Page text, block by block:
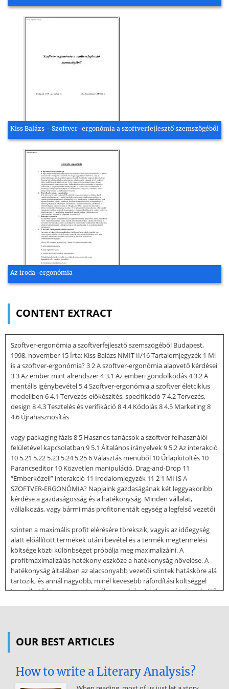
Kiss Balázs - Szoftver-ergonómia a szoftverfejlesztő szemszögéből
Az iroda-ergonómia
CONTENT EXTRACT
Szoftver-ergonómia a szoftverfejlesztő szemszögéből Budapest,
1998. november 15 Írta: Kiss Balázs NMIT II/16 Tartalomjegyzék 1 Mi
is a szoftver-ergonómia? 3 2 A szoftver-ergonómia alapvető kérdései
3 3 Az ember mint alrendszer 4 3.1 Az emberi gondolkodás 4 3.2 A
mentális igénybevétel 5 4 Szoftver-ergonómia a szoftver életciklus
modellben 6 4.1 Tervezés-előkészítés, specifikáció 7 4.2 Tervezés,
design 8 4.3 Tesztelés és verifikáció 8 4.4 Kódolás 8 4.5 Marketing 8
4.6 Újrahasznosítás
vagy packaging fázis 8 5 Hasznos tanácsok a szoftver felhasználói
felületével kapcsolatban 9 5.1 Általános irányelvek 9 5.2 Az interakció
10 5.21 5.22 5.23 5.24 5.25 6 Választás menüből 10 Űrlapkitöltés 10
Parancseditor 10 Közvetlen manipuláció, Drag-and-Drop 11
“Emberközeli” interakció 11 Irodalomjegyzék 11 2 1 MI IS A
SZOFTVER-ERGONÓMIA? Napjaink gazdaságának két leggyakoribb
kérdése a gazdaságosság és a hatékonyság. Minden vállalat,
vállalkozás, vagy bármi más profitorientált egység a legfelső vezetői
szinten a maximális profit elérésére törekszik, vagyis az időegység
alatt előállított termékek utáni bevétel és a termék megtermelési
költsége közti különbséget próbálja meg maximalizálni. A
profitmaximalizálás hatékony eszköze a hatékonyság növelése. A
hatékonyság általában az alacsonyabb vezetői szintek hatásköre alá
tartozik, és annál nagyobb, minél kevesebb ráfordítási költséggel
termelhető ki ugyanaz a termékmennyiség. A laikus számára e kettő
hatékonyságtól – ami azt is jelenti, hogy a számítógéppel végzett
válik. Hogy mennyire hatékonyan is tudja a munkáját végezni egy
dolgozó egy számítógéppel kapcsolatban, azt alapvetően három
OUR BEST ARTICLES
How to write a Literary Analysis?